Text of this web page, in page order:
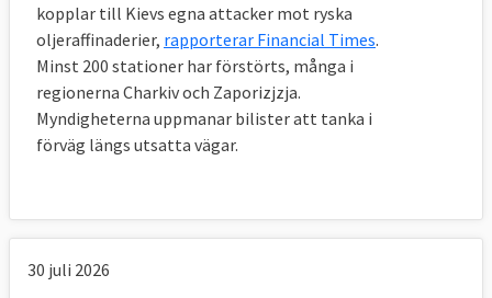
kopplar till Kievs egna attacker mot ryska
oljeraffinaderier, rapporterar Financial Times.
Minst 200 stationer har förstörts, många i
regionerna Charkiv och Zaporizjzja.
Myndigheterna uppmanar bilister att tanka i
förväg längs utsatta vägar.
30 juli 2026